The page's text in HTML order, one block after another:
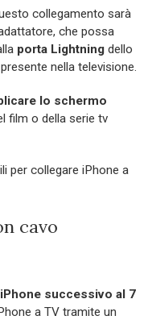
collegamento sarà
che possa
porta Lightning dello
nella televisione.
lo schermo
film o della serie tv
per collegare iPhone a
cavo
iPhone successivo al 7
a TV tramite un